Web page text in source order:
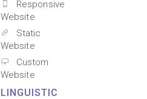
Responsive
Website
Static
Website
Custom
Website
LINGUISTIC